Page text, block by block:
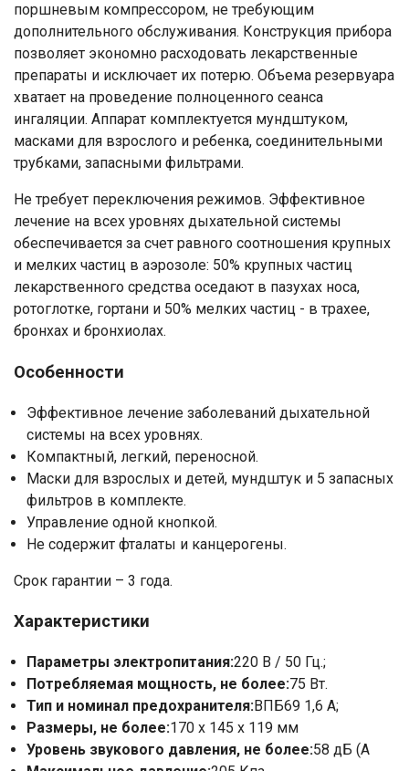
поршневым компрессором, не требующим
дополнительного обслуживания. Конструкция прибора
позволяет экономно расходовать лекарственные
препараты и исключает их потерю. Объема резервуара
хватает на проведение полноценного сеанса
ингаляции. Аппарат комплектуется мундштуком,
масками для взрослого и ребенка, соединительными
трубками, запасными фильтрами.
Не требует переключения режимов. Эффективное
лечение на всех уровнях дыхательной системы
обеспечивается за счет равного соотношения крупных
и мелких частиц в аэрозоле: 50% крупных частиц
лекарственного средства оседают в пазухах носа,
ротоглотке, гортани и 50% мелких частиц - в трахее,
бронхах и бронхиолах.
Особенности
Эффективное лечение заболеваний дыхательной
системы на всех уровнях.
Компактный, легкий, переносной.
Маски для взрослых и детей, мундштук и 5 запасных
фильтров в комплекте.
Управление одной кнопкой.
Не содержит фталаты и канцерогены.
Срок гарантии – 3 года.
Характеристики
Параметры электропитания:220 В / 50 Гц.;
Потребляемая мощность, не более:75 Вт.
Тип и номинал предохранителя:ВПБ69 1,6 А;
Размеры, не более:170 х 145 х 119 мм
Уровень звукового давления, не более:58 дБ (А
Ваше имя